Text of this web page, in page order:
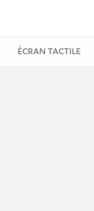
ÉCRAN TACTILE